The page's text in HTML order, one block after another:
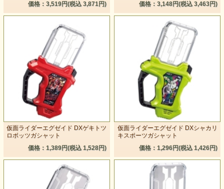
価格：3,519円(税込 3,871円)
価格：3,148円(税込 3,463円)
仮面ライダーエグゼイド DXゲキトツ
ロボッツガシャット
価格：1,389円(税込 1,528円)
仮面ライダーエグゼイド DXシャカリ
キスポーツガシャット
価格：1,296円(税込 1,426円)